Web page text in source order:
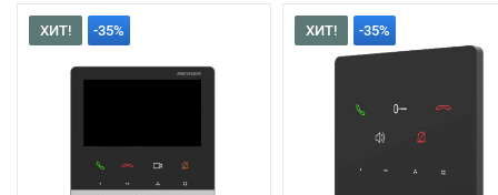
ХИТ! -35% ХИТ! -35%